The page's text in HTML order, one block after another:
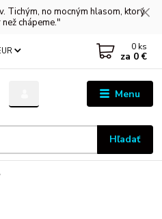
Tichým, no mocným hlasom, ktorý
chápeme."
Menu
Hľadať
0 ks
za 0 €